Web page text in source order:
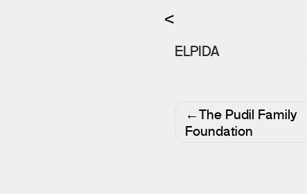
<
ELPIDA
Navigace
pro
příspěvek
The Pudil Family
Foundation